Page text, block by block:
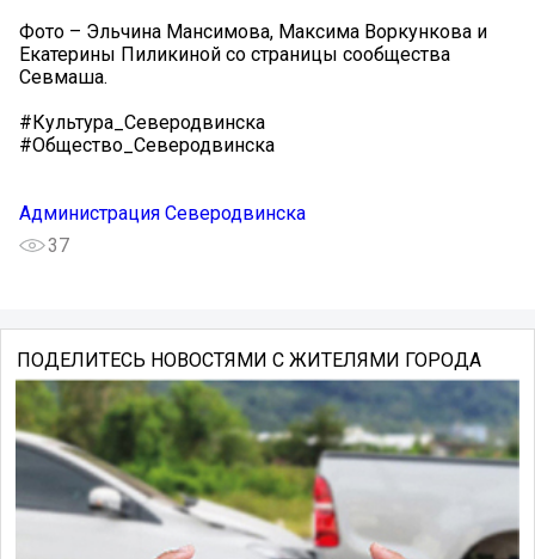
Фото – Эльчина Мансимова, Максима Воркункова и
Екатерины Пиликиной со страницы сообщества
Севмаша.
#Культура_Северодвинска
#Общество_Северодвинска
Администрация Северодвинска
37
ПОДЕЛИТЕСЬ НОВОСТЯМИ С ЖИТЕЛЯМИ ГОРОДА